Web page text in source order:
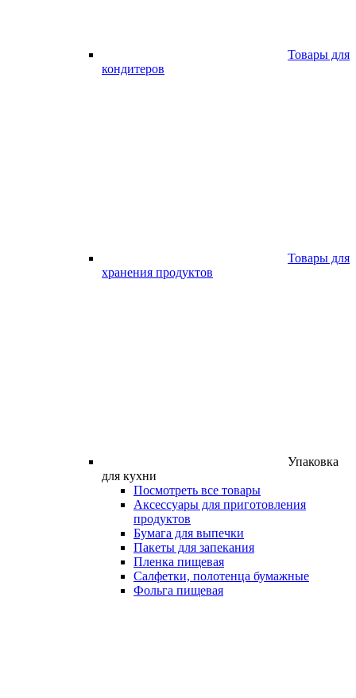
Товары для
кондитеров
Товары для
хранения продуктов
Упаковка
для кухни
Посмотреть все товары
Аксессуары для приготовления
продуктов
Бумага для выпечки
Пакеты для запекания
Пленка пищевая
Салфетки, полотенца бумажные
Фольга пищевая